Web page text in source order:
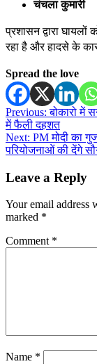
चंचला कुमारी
प्रशासन द्वारा
रहा है और हादसे के
Spread the love
Post
navigation
Previous: बोकारो में
में फैली दहशत
Next: PM मोदी का
परियोजनाओं की देंगे
Leave a Reply
Your email address
marked *
Comment *
Name *